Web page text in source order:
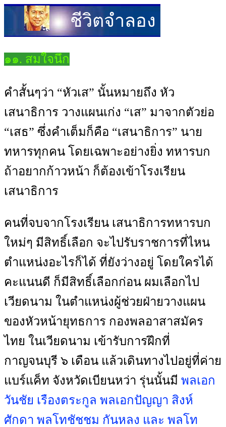
ชีวิตจำลอง
๑๑. สมใจนึก
คำสั้นๆว่า “หัวเส” นั้นหมายถึง หัว
เสนาธิการ วางแผนเก่ง “เส” มาจากตัวย่อ
“เสธ” ซึ่งคำเต็มก็คือ “เสนาธิการ” นาย
ทหารทุกคน โดยเฉพาะอย่างยิ่ง ทหารบก
ถ้าอยากก้าวหน้า ก็ต้องเข้าโรงเรียน
เสนาธิการ
คนที่จบจากโรงเรียน เสนาธิการทหารบก
ใหม่ๆ มีสิทธิ์เลือก จะไปรับราชการที่ไหน
ตำแหน่งอะไรก็ได้ ที่ยังว่างอยู่ โดยใครได้
คะแนนดี ก็มีสิทธิ์เลือกก่อน ผมเลือกไป
เวียดนาม ในตำแหน่งผู้ช่วยฝ่ายวางแผน
ของหัวหน้ายุทธการ กองพลอาสาสมัคร
ไทย ในเวียดนาม เข้ารับการฝึกที่
กาญจนบุรี ๖ เดือน แล้วเดินทางไปอยู่ที่ค่าย
แบร์แค็ท จังหวัดเบียนหว่า รุ่นนั้นมี พลเอก
วันชัย เรืองตระกูล พลเอกปัญญา สิงห์
ศักดา พลโทชัชชม กันหลง และ พลโท